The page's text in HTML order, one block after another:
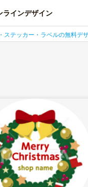
ラインデザイン
ステッカー・ラベルの無料デ